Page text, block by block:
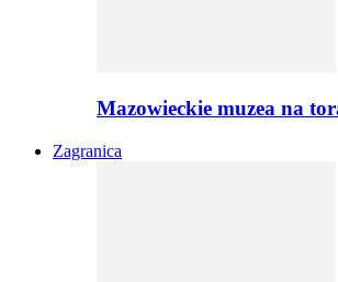
Mazowieckie muzea na
Zagranica